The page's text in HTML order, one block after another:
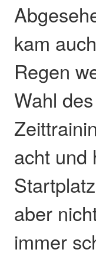
kam
Regen
Wahl
acht und
aber
immer